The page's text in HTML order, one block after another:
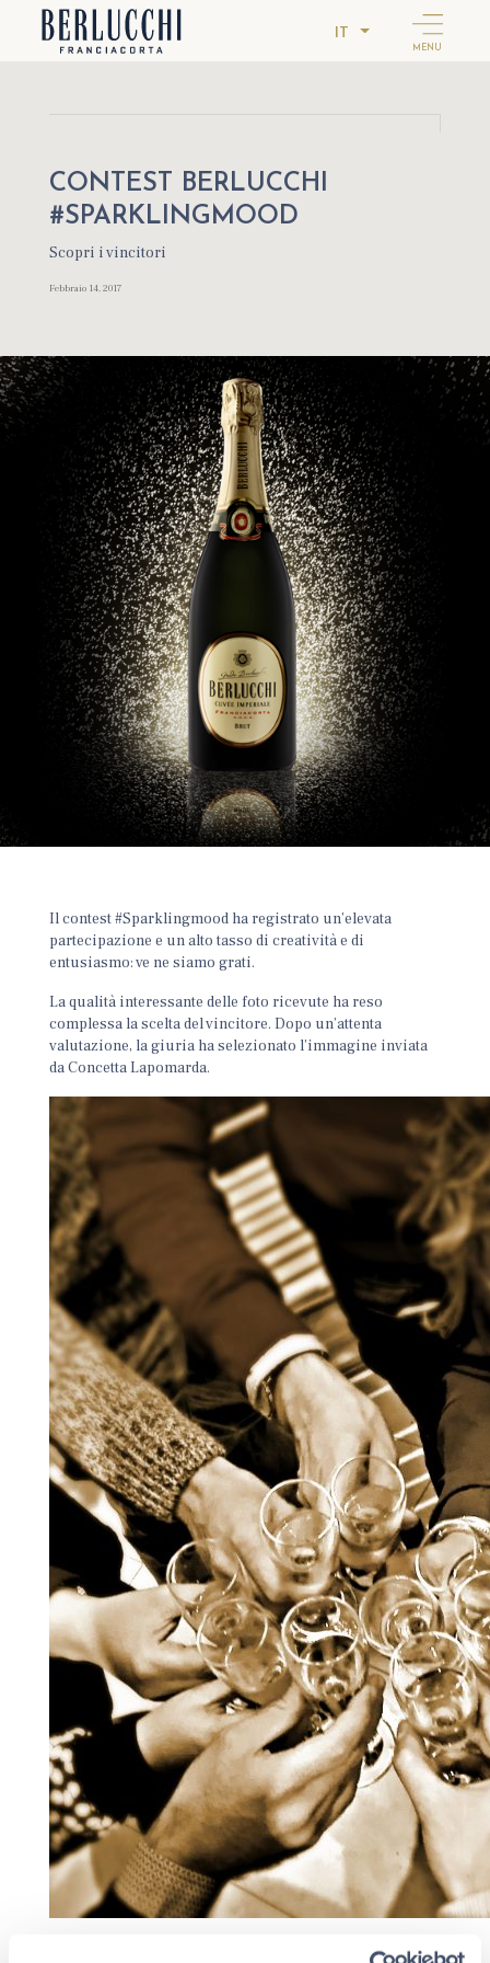
IT
MENU
CONTEST BERLUCCHI
#SPARKLINGMOOD
Scopri i vincitori
Febbraio 14, 2017
Il contest #Sparklingmood ha registrato un’elevata
partecipazione e un alto tasso di creatività e di
entusiasmo: ve ne siamo grati.
La qualità interessante delle foto ricevute ha reso
complessa la scelta del vincitore. Dopo un’attenta
valutazione, la giuria ha selezionato l’immagine inviata
da Concetta Lapomarda.
Questa la motivazione dell’assegnazione del premio: